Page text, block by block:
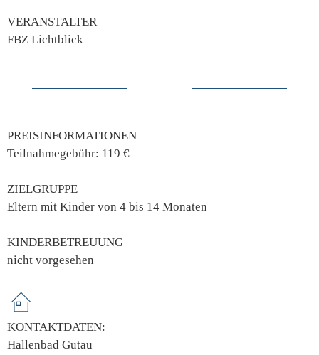
VERANSTALTER
FBZ Lichtblick
PREISINFORMATIONEN
Teilnahmegebühr: 119 €
ZIELGRUPPE
Eltern mit Kinder von 4 bis 14 Monaten
KINDERBETREUUNG
nicht vorgesehen
KONTAKTDATEN:
Hallenbad Gutau